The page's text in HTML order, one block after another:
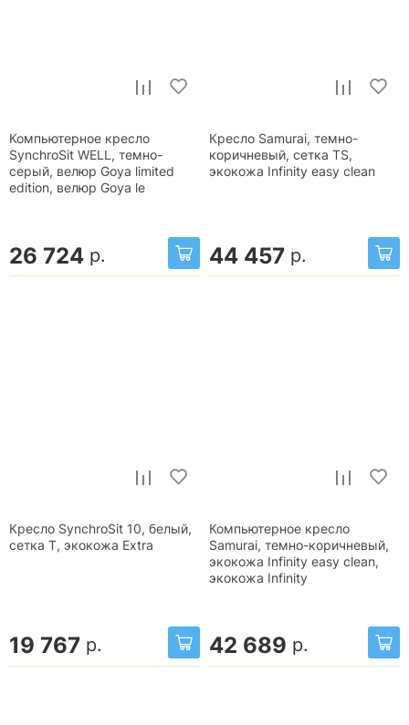
Компьютерное кресло
SynchroSit WELL, темно-
серый, велюр Goya limited
edition, велюр Goya le
26 724 р.
Кресло Samurai, темно-
коричневый, сетка TS,
экокожа Infinity easy clean
44 457 р.
Кресло SynchroSit 10, белый,
сетка T, экокожа Extra
19 767 р.
Компьютерное кресло
Samurai, темно-коричневый,
экокожа Infinity easy clean,
экокожа Infinity
42 689 р.